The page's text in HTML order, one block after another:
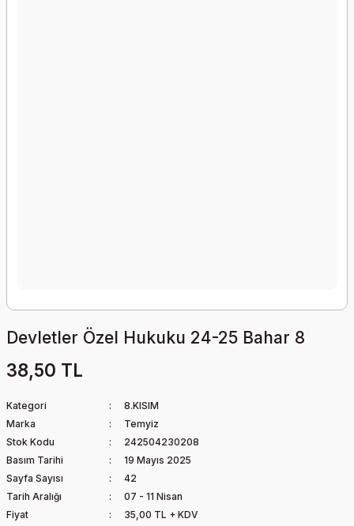
Devletler Özel Hukuku 24-25 Bahar 8
38,50 TL
Kategori
8.KISIM
Marka
Temyiz
Stok Kodu
242504230208
Basım Tarihi
19 Mayıs 2025
Sayfa Sayısı
42
Tarih Aralığı
07 - 11 Nisan
Fiyat
35,00 TL + KDV